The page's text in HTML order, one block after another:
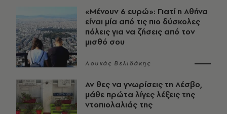
«Μένουν 6 ευρώ»: Γιατί η Αθήνα
είναι μία από τις πιο δύσκολες
πόλεις για να ζήσεις από τον
μισθό σου
Λουκάς Βελιδάκης
Αν θες να γνωρίσεις τη Λέσβο,
μάθε πρώτα λίγες λέξεις της
ντοπιολαλιάς της